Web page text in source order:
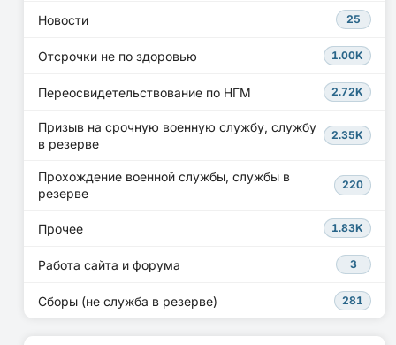
Новости 25
Отсрочки не по здоровью 1.00K
Переосвидетельствование по НГМ 2.72K
Призыв на срочную военную службу, службу
в резерве
2.35K
Прохождение военной службы, службы в
резерве
220
Прочее 1.83K
Работа сайта и форума 3
Сборы (не служба в резерве) 281